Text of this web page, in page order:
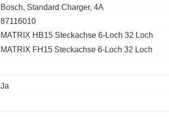
Bosch, Standard Charger, 4A
87116010
MATRIX HB15 Steckachse 6-Loch 32 Loch
MATRIX FH15 Steckachse 6-Loch 32 Loch
Ja